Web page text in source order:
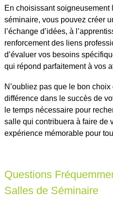
En choisissant
séminaire, vous pouvez créer
l’échange d’idées, à
renforcement des liens
d’évaluer vos besoins
qui répond parfaitement à vos
N’oubliez pas que le bon
différence dans le succès de
le temps nécessaire pour
salle qui contribuera à faire de
expérience mémorable pour
Questions
Salles de Séminaire